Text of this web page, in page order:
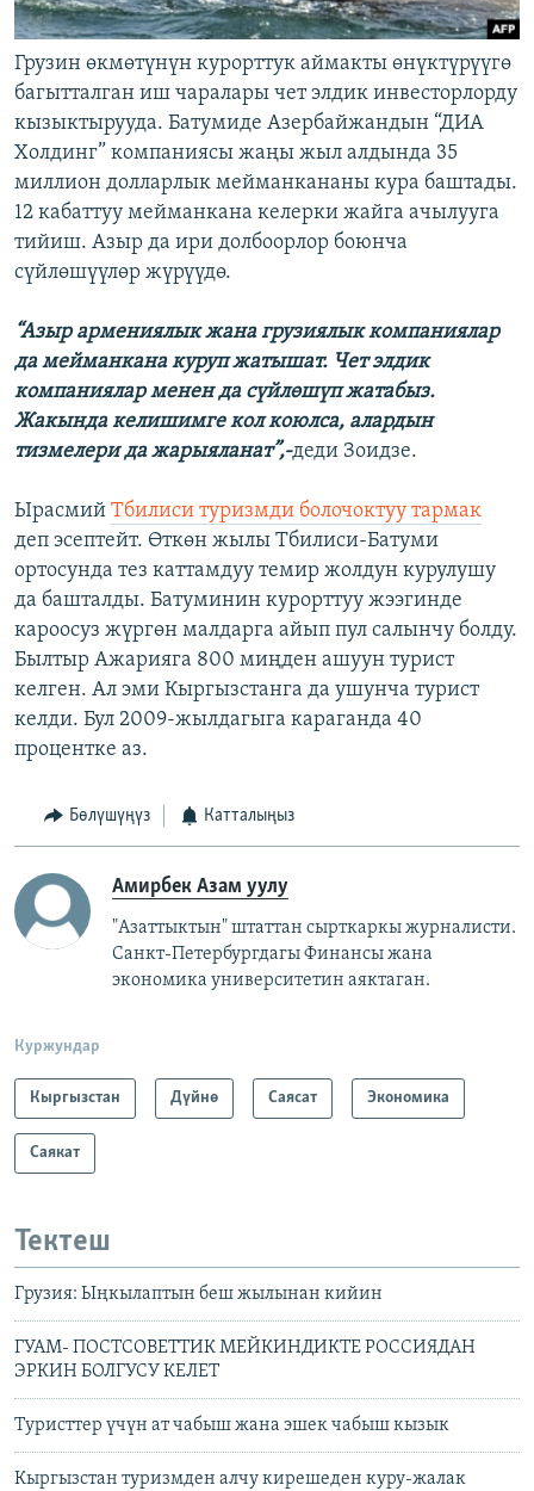
Грузин өкмөтүнүн курорттук аймакты өнүктүрүүгө
багытталган иш чаралары чет элдик инвесторлорду
кызыктырууда. Батумиде Азербайжандын “ДИА
Холдинг” компаниясы жаңы жыл алдында 35
миллион долларлык мейманкананы кура баштады.
12 кабаттуу мейманкана келерки жайга ачылууга
тийиш. Азыр да ири долбоорлор боюнча
сүйлөшүүлөр жүрүүдө.
“Азыр армениялык жана грузиялык компаниялар
да мейманкана куруп жатышат. Чет элдик
компаниялар менен да сүйлөшүп жатабыз.
Жакында келишимге кол коюлса, алардын
тизмелери да жарыяланат”,-деди Зоидзе.
Ырасмий Тбилиси туризмди болочоктуу тармак
деп эсептейт. Өткөн жылы Тбилиси-Батуми
ортосунда тез каттамдуу темир жолдун курулушу
да башталды. Батуминин курорттуу жээгинде
кароосуз жүргөн малдарга айып пул салынчу болду.
Былтыр Ажарияга 800 миңден ашуун турист
келген. Ал эми Кыргызстанга да ушунча турист
келди. Бул 2009-жылдагыга караганда 40
процентке аз.
Бөлүшүңүз Катталыңыз
Амирбек Азам уулу
"Азаттыктын" штаттан сырткаркы журналисти.
Санкт-Петербургдагы Финансы жана
экономика университетин аяктаган.
Куржундар
Кыргызстан Дүйнө Саясат Экономика
Саякат
Тектеш
Грузия: Ыңкылаптын беш жылынан кийин
ГУАМ- ПОСТСОВЕТТИК МЕЙКИНДИКТЕ РОССИЯДАН
ЭРКИН БОЛГУСУ КЕЛЕТ
Туристтер үчүн ат чабыш жана эшек чабыш кызык
Кыргызстан туризмден алчу кирешеден куру-жалак